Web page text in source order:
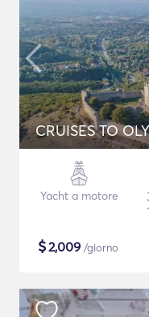
CRUISES TO
Yacht a motore
$2,009 /giorno